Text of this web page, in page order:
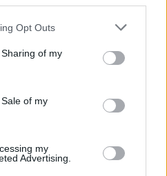
Opt Outs
of my
of my
my
Advertising.